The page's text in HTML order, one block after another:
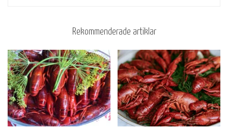
Rekommenderade artiklar